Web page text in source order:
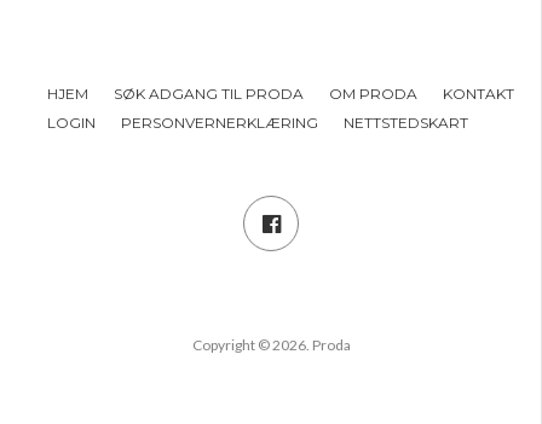
HJEM SØK ADGANG TIL PRODA OM PRODA
KONTAKT
LOGIN
PERSONVERNERKLÆRING NETTSTEDSKART
Copyright © 2026. Proda